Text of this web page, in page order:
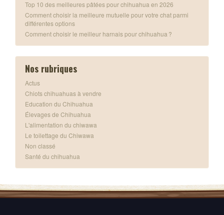
Top 10 des meilleures pâtées pour chihuahua en 2026
Comment choisir la meilleure mutuelle pour votre chat parmi
différentes options
Comment choisir le meilleur harnais pour chihuahua ?
Nos rubriques
Actus
Chiots chihuahuas à vendre
Education du Chihuahua
Élevages de Chihuahua
L'alimentation du chiwawa
Le toilettage du Chiwawa
Non classé
Santé du chihuahua